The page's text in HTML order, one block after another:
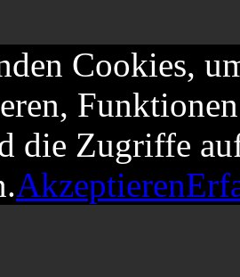
Cookies,
die Zugriffe
Akzeptieren